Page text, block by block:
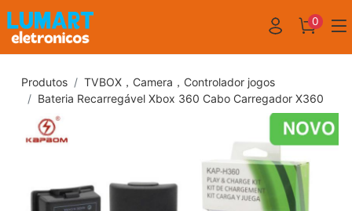
0
Produtos
TVBOX，Camera，Controlador jogos
Bateria Recarregável Xbox 360 Cabo Carregador X360